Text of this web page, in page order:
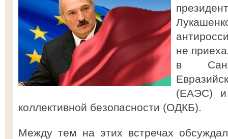
не
в
(ЕАЭС) и
коллективной безопасности (ОДКБ).
Между тем на этих встречах